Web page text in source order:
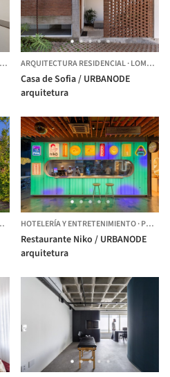
BRASIL
ARQUITECTURA RESIDENCIAL·LOMBA DO PINHEIRO,
Casa de Sofia / URBANODE
arquitetura
BRASIL
HOTELERÍA Y ENTRETENIMIENTO·PORTO ALEGRE,
Restaurante Niko / URBANODE
arquitetura